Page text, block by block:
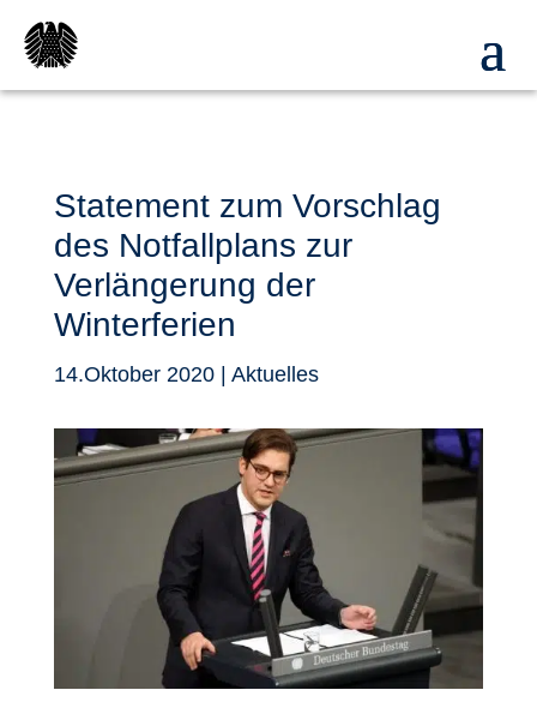
Statement zum Vorschlag
des Notfallplans zur
Verlängerung der
Winterferien
14.Oktober 2020| Aktuelles